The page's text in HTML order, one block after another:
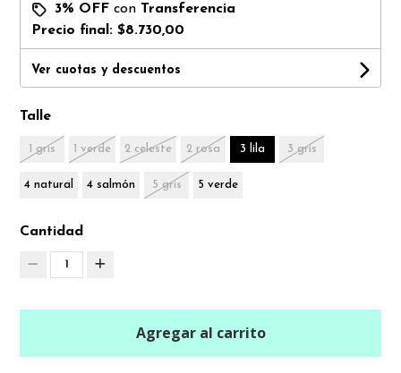
3% OFF con Transferencia
Precio final:$8.730,00
Ver cuotas y descuentos
Talle
1 gris 1 verde 2 celeste 2 rosa 3 lila 3 gris
4 natural 4 salmón 5 gris 5 verde
Cantidad
1
Agregar al carrito